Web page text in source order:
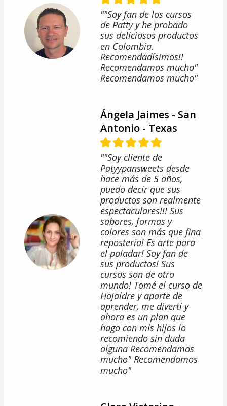
""Soy fan de los cursos
de Patty y he probado
sus deliciosos productos
en Colombia.
Recomendadísimos!!
Recomendamos mucho"
Recomendamos mucho"
Ángela Jaimes - San
Antonio - Texas
""Soy cliente de
Patyypansweets desde
hace más de 5 años,
puedo decir que sus
productos son realmente
espectaculares!!! Sus
sabores, formas y
colores son más que fina
repostería! Es arte para
el paladar! Soy fan de
sus productos! Sus
cursos son de otro
mundo! Tomé el curso de
Hojaldre y aparte de
aprender, me divertí y
ahora es un plan que
hago con mis hijos lo
recomiendo sin duda
alguna Recomendamos
mucho" Recomendamos
mucho"